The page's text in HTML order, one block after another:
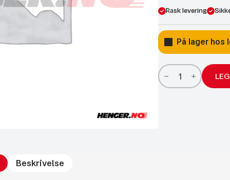
Rask levering
På lager hos
Gassfjærer
Arctic
18/8;
Beskrivelse